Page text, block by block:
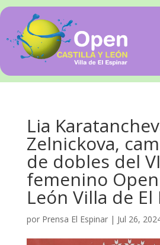
Lia
Zelnickova,
de dobles del
femenino
León Villa de
por Prensa El Espinar| Jul 26,